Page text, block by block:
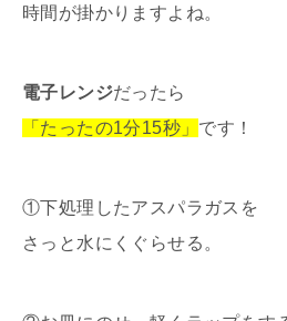
時間が掛かりますよね。
電子レンジだったら
「たったの1分15秒」 です！
①下処理したアスパラガスを
さっと水にくぐらせる。